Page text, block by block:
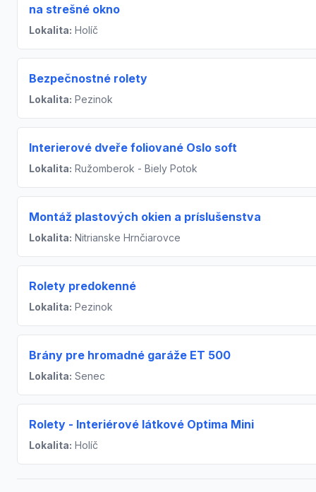
na strešné okno
Lokalita: Holíč
Bezpečnostné rolety
Lokalita: Pezinok
Interierové dveře foliované Oslo soft
Lokalita: Ružomberok - Biely Potok
Montáž plastových okien a príslušenstva
Lokalita: Nitrianske Hrnčiarovce
Rolety predokenné
Lokalita: Pezinok
Brány pre hromadné garáže ET 500
Lokalita: Senec
Rolety - Interiérové látkové Optima Mini
Lokalita: Holíč